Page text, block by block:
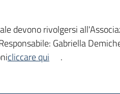
devono rivolgersi
Gabriella
cliccare qui .